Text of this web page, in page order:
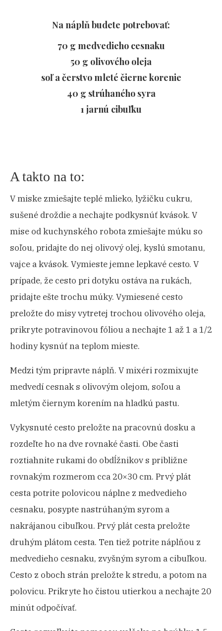
Na náplň budete potrebovať:
70 g medvedieho cesnaku
50 g olivového oleja
soľ a čerstvo mleté čierne korenie
40 g strúhaného syra
1 jarnú cibuľku
A takto na to:
V miske zmiešajte teplé mlieko, lyžičku cukru,
sušené droždie a nechajte podkysnúť kvások. V
mise od kuchynského robota zmiešajte múku so
soľou, pridajte do nej olivový olej, kyslú smotanu,
vajce a kvások. Vymieste jemne lepkavé cesto. V
prípade, že cesto pri dotyku ostáva na rukách,
pridajte ešte trochu múky. Vymiesené cesto
preložte do misy vytretej trochou olivového oleja,
prikryte potravinovou fóliou a nechajte 1 až 1 a 1/2
hodiny kysnúť na teplom mieste.
Medzi tým pripravte náplň. V mixéri rozmixujte
medvedí cesnak s olivovým olejom, soľou a
mletým čiernym korením na hladkú pastu.
Vykysnuté cesto preložte na pracovnú dosku a
rozdeľte ho na dve rovnaké časti. Obe časti
roztiahnite rukami do obdĺžnikov s približne
rovnakým rozmerom cca 20×30 cm. Prvý plát
cesta potrite polovicou náplne z medvedieho
cesnaku, posypte nastrúhaným syrom a
nakrájanou cibuľkou. Prvý plát cesta preložte
druhým plátom cesta. Ten tiež potrite náplňou z
medvedieho cesnaku, zvyšným syrom a cibuľkou.
Cesto z oboch strán preložte k stredu, a potom na
polovicu. Prikryte ho čistou utierkou a nechajte 20
minút odpočívať.